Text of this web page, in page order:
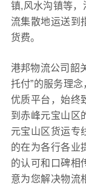
镇,风水沟镇等，
流集散地运送到
货费。
港邦物流公司韶
托付”的服务理
优质平台，始终
到赤峰元宝山区
元宝山区货运专
的在为各行各业
的认可和口碑相
意为您解决物流